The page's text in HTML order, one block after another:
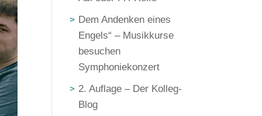
Dem Andenken eines
Engels“ – Musikkurse
besuchen
Symphoniekonzert
2. Auflage – Der Kolleg-
Blog